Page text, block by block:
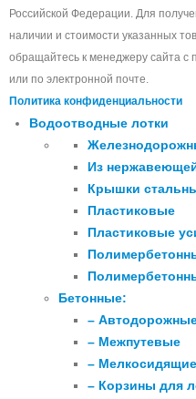
Российской Федерации. Для
наличии и стоимости указанных
обращайтесь к менеджеру сайта
или по электронной почте.
Политика конфиденциальности
Водоотводные лотки
Из
Крышки
Пластиковые
Пластиковые
Бетонные:
–
– Межпутевые
– Мелкосидящие
– Корзины для